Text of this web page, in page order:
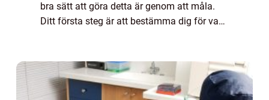
bra sätt att göra detta är genom att måla.
Ditt första steg är att bestämma dig för vad